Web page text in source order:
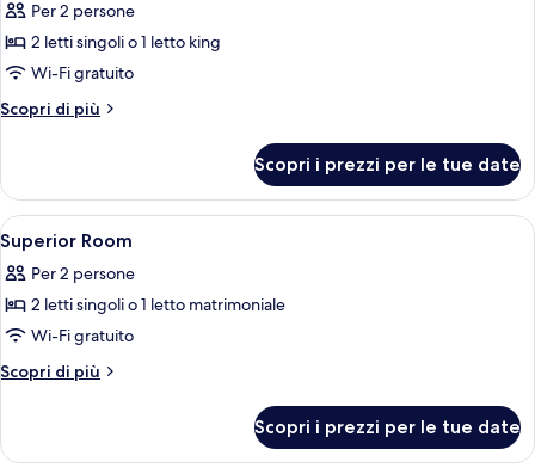
Per 2 persone
2 letti singoli o 1 letto king
Wi-Fi gratuito
Scopri di più
Altri
room
in
the
Annex
Scopri i prezzi per le tue date
Apri
tutte
le
foto
per
Superior
Una camera d'albergo con un letto,
8
Superior Room
Per 2 persone
2 letti singoli o 1 letto matrimoniale
Wi-Fi gratuito
Scopri di più
Altri
Room
Scopri i prezzi per le tue date